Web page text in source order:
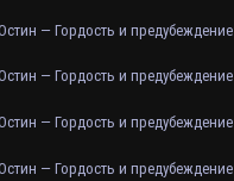
— Гордость и предубеждение
— Гордость и предубеждение
— Гордость и предубеждение
— Гордость и предубеждение